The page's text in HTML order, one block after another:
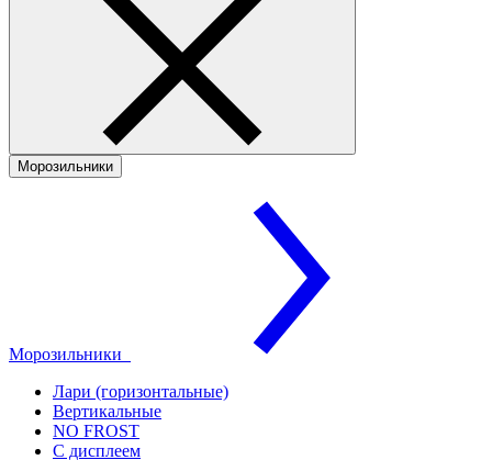
Морозильники
Морозильники
Лари (горизонтальные)
Вертикальные
NO FROST
С дисплеем